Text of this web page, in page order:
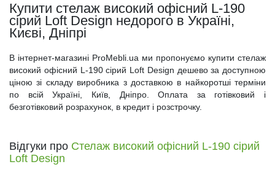
Купити стелаж високий офісний L-190
сірий Loft Design недорого в Україні,
Києві, Дніпрі
В інтернет-магазині ProMebli.ua ми пропонуємо купити стелаж
високий офісний L-190 сірий Loft Design дешево за доступною
ціною зі складу виробника з доставкою в найкоротші терміни
по всій Україні, Київ, Дніпро. Оплата за готівковий і
безготівковий розрахунок, в кредит і розстрочку.
Відгуки про Стелаж високий офісний L-190 сірий
Loft Design